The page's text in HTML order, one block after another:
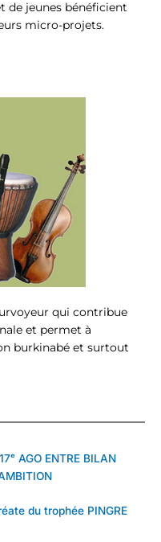
de jeunes bénéficient
micro-projets.
qui contribue
et permet à
burkinabé et surtout
AGO ENTRE BILAN
du trophée PINGRE